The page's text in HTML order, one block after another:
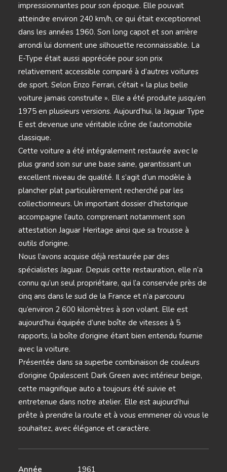
impressionnantes pour son époque. Elle pouvait
atteindre environ 240 km/h, ce qui était exceptionnel
dans les années 1960. Son long capot et son arrière
arrondi lui donnent une silhouette reconnaissable. La
E-Type était aussi appréciée pour son prix
relativement accessible comparé à d’autres voitures
de sport. Selon Enzo Ferrari, c’était « la plus belle
voiture jamais construite ». Elle a été produite jusqu’en
1975 en plusieurs versions. Aujourd’hui, la Jaguar Type
E est devenue une véritable icône de l’automobile
classique.
Cette voiture a été intégralement restaurée avec le
plus grand soin sur une base saine, garantissant un
excellent niveau de qualité. Il s’agit d’un modèle à
plancher plat particulièrement recherché par les
collectionneurs. Un important dossier d’historique
accompagne l’auto, comprenant notamment son
attestation Jaguar Heritage ainsi que sa trousse à
outils d’origine.
Nous l’avons acquise déjà restaurée par des
spécialistes Jaguar. Depuis cette restauration, elle n’a
connu qu’un seul propriétaire, qui l’a conservée près de
cinq ans dans le sud de la France et n’a parcouru
qu’environ 2 600 kilomètres à son volant. Elle est
aujourd’hui équipée d’une boîte de vitesses à 5
rapports, la boîte d’origine étant bien entendu fournie
avec la voiture.
Présentée dans sa superbe combinaison de couleurs
d’origine Opalescent Dark Green avec intérieur beige,
cette magnifique auto a toujours été suivie et
entretenue dans notre atelier. Elle est aujourd’hui
prête à prendre la route et à vous emmener où vous le
souhaitez, avec élégance et caractère.
Année
1961